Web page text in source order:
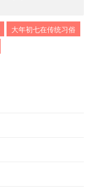
大年初七在传统习俗